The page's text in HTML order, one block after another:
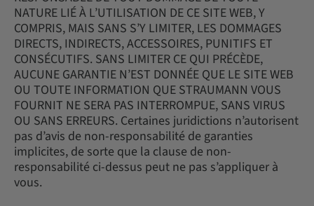
NATURE LIÉ À L’UTILISATION DE CE SITE WEB, Y
COMPRIS, MAIS SANS S’Y LIMITER, LES DOMMAGES
DIRECTS, INDIRECTS, ACCESSOIRES, PUNITIFS ET
CONSÉCUTIFS. SANS LIMITER CE QUI PRÉCÈDE,
AUCUNE GARANTIE N’EST DONNÉE QUE LE SITE WEB
OU TOUTE INFORMATION QUE STRAUMANN VOUS
FOURNIT NE SERA PAS INTERROMPUE, SANS VIRUS
OU SANS ERREURS. Certaines juridictions n’autorisent
pas d’avis de non-responsabilité de garanties
implicites, de sorte que la clause de non-
responsabilité ci-dessus peut ne pas s’appliquer à
vous.